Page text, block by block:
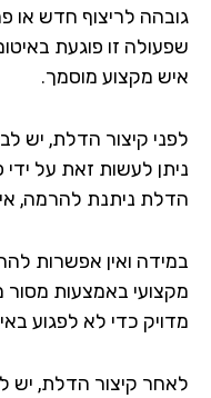
לריצוף חדש או פרקט
זו פוגעת באיטום
מקצוע מוסמך.
קיצור הדלת, יש
לעשות זאת על ידי
ניתנת להרמה, אין
ואין אפשרות להרים
באמצעות מסור
כדי לא לפגוע באיטום.
קיצור הדלת, יש